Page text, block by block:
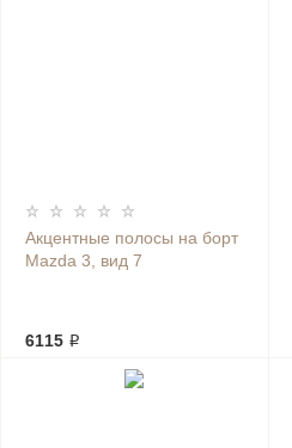
Акцентные полосы на борт
Mazda 3, вид 7
6115 ₽